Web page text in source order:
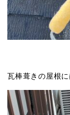
瓦棒葺きの屋根